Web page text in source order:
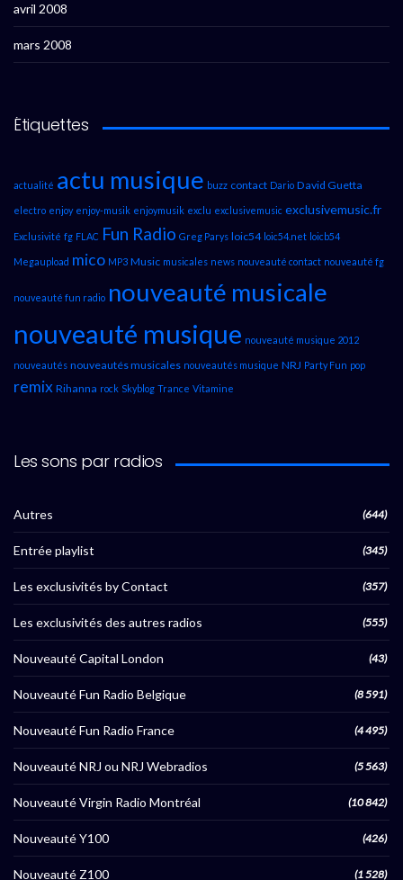
avril 2008
mars 2008
Étiquettes
actualité actu musique buzz contact Dario David Guetta
electro enjoy enjoy-musik enjoymusik exclu exclusivemusic exclusivemusic.fr
Exclusivité fg FLAC Fun Radio Greg Parys loic54 loic54.net loicb54
Megaupload mico MP3 Music musicales news nouveauté contact nouveauté fg
nouveauté fun radio nouveauté musicale
nouveauté musique nouveauté musique 2012
nouveautés nouveautés musicales nouveautés musique NRJ Party Fun pop
remix Rihanna rock Skyblog Trance Vitamine
Les sons par radios
Autres (644)
Entrée playlist (345)
Les exclusivités by Contact (357)
Les exclusivités des autres radios (555)
Nouveauté Capital London (43)
Nouveauté Fun Radio Belgique (8 591)
Nouveauté Fun Radio France (4 495)
Nouveauté NRJ ou NRJ Webradios (5 563)
Nouveauté Virgin Radio Montréal (10 842)
Nouveauté Y100 (426)
Nouveauté Z100 (1 528)